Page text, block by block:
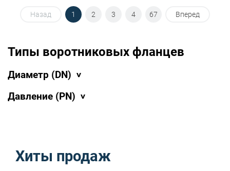
Назад 1 2 3 4 67 Вперед
Типы воротниковых фланцев
Диаметр (DN)
Давление (PN)
Хиты продаж